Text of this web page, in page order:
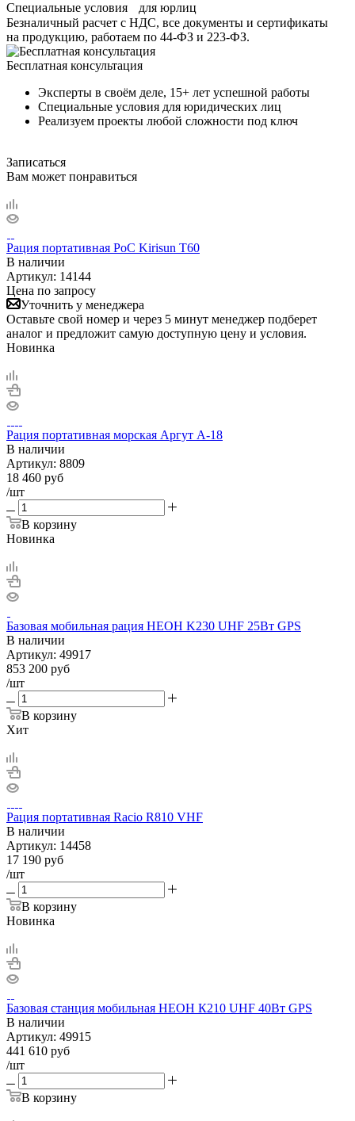
Специальные условия для юрлиц
Безналичный расчет с НДС, все документы и сертификаты
на продукцию, работаем по 44-ФЗ и 223-ФЗ.
Бесплатная консультация
Эксперты в своём деле, 15+ лет успешной работы
Специальные условия для юридических лиц
Реализуем проекты любой сложности под ключ
Записаться
Вам может понравиться
Рация портативная PoC Kirisun T60
В наличии
Артикул: 14144
Цена по запросу
Уточнить у менеджера
Оставьте свой номер и через 5 минут менеджер подберет
аналог и предложит самую доступную цену и условия.
Новинка
Рация портативная морская Аргут А-18
В наличии
Артикул: 8809
18 460 руб
/шт
В корзину
Новинка
Базовая мобильная рация НЕОН K230 UHF 25Вт GPS
В наличии
Артикул: 49917
853 200 руб
/шт
В корзину
Хит
Рация портативная Racio R810 VHF
В наличии
Артикул: 14458
17 190 руб
/шт
В корзину
Новинка
Базовая станция мобильная НЕОН К210 UHF 40Вт GPS
В наличии
Артикул: 49915
441 610 руб
/шт
В корзину